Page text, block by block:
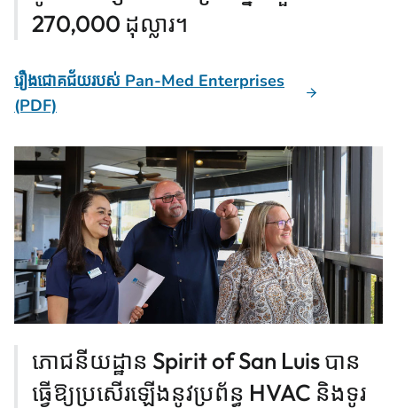
270,000 ដុល្លារ។
រឿងជោគជ័យរបស់ Pan-Med Enterprises
(PDF)
ភោជនីយដ្ឋាន Spirit of San Luis បាន
ធ្វើឱ្យប្រសើរឡើងនូវប្រព័ន្ធ HVAC និងទូរ